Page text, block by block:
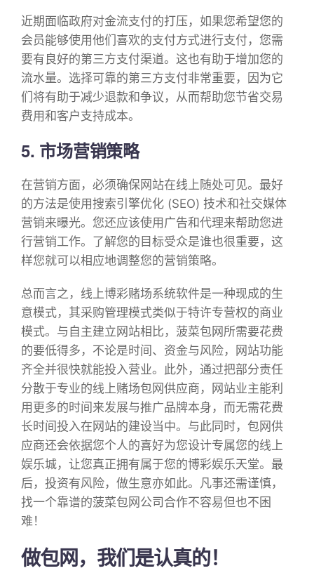
近期面临政府对金流支付的打压，如果您希望您的
会员能够使用他们喜欢的支付方式进行支付，您需
要有良好的第三方支付渠道。这也有助于增加您的
流水量。选择可靠的第三方支付非常重要，因为它
们将有助于减少退款和争议，从而帮助您节省交易
费用和客户支持成本。
5. 市场营销策略
在营销方面，必须确保网站在线上随处可见。最好
的方法是使用搜索引擎优化 (SEO) 技术和社交媒体
营销来曝光。您还应该使用广告和代理来帮助您进
行营销工作。了解您的目标受众是谁也很重要，这
样您就可以相应地调整您的营销策略。
总而言之，线上博彩赌场系统软件是一种现成的生
意模式，其采购管理模式类似于特许专营权的商业
模式。与自主建立网站相比，菠菜包网所需要花费
的要低得多，不论是时间、资金与风险，网站功能
齐全并很快就能投入营业。此外，通过把部分责任
分散于专业的线上赌场包网供应商，网站业主能利
用更多的时间来发展与推广品牌本身，而无需花费
长时间投入在网站的建设当中。与此同时，包网供
应商还会依据您个人的喜好为您设计专属您的线上
娱乐城，让您真正拥有属于您的博彩娱乐天堂。最
后，投资有风险，做生意亦如此。凡事还需谨慎，
找一个靠谱的菠菜包网公司合作不容易但也不困
难！
做包网，我们是认真的！